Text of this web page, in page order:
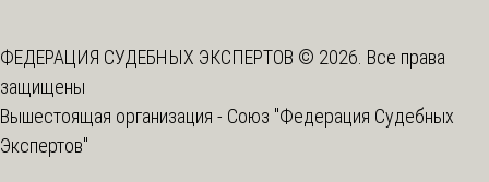
ФЕДЕРАЦИЯ СУДЕБНЫХ ЭКСПЕРТОВ © 2026. Все права
защищены
Вышестоящая организация - Союз "Федерация Судебных
Экспертов"